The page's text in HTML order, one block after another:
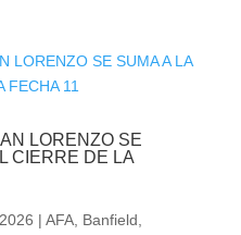
LORENZO SE
CIERRE DE LA
| AFA, Banfield